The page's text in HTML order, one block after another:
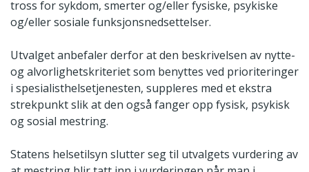
tross for sykdom, smerter og/eller fysiske, psykiske
og/eller sosiale funksjonsnedsettelser.
Utvalget anbefaler derfor at den beskrivelsen av nytte-
og alvorlighetskriteriet som benyttes ved prioriteringer
i spesialisthelsetjenesten, suppleres med et ekstra
strekpunkt slik at den også fanger opp fysisk, psykisk
og sosial mestring.
Statens helsetilsyn slutter seg til utvalgets vurdering av